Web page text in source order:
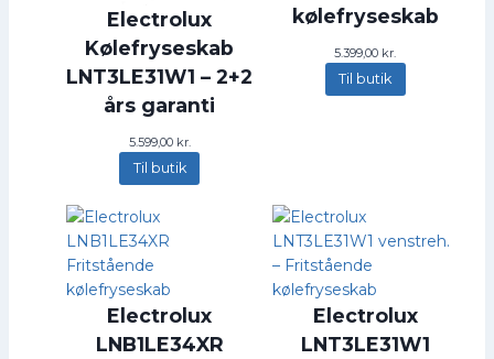
Electrolux
Kølefryseskab
LNT3LE31W1 – 2+2
års garanti
5.599,00 kr.
Til butik
kølefryseskab
5.399,00 kr.
Til butik
Electrolux
LNB1LE34XR
Electrolux
LNT3LE31W1